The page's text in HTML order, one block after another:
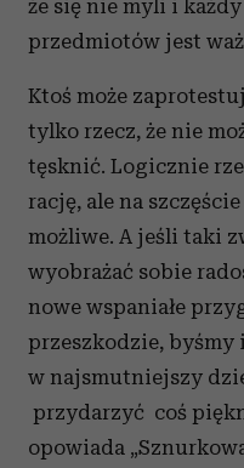
że się nie myli i
przedmiotów jest
Ktoś może
tylko rzecz, że nie
tęsknić. Logicznie
rację, ale na
możliwe. A jeśli taki
wyobrażać sobie
nowe wspaniałe
przeszkodzie, byśmy
w najsmutniejszy
przydarzyć coś
opowiada